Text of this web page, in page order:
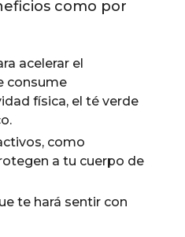
como por
acelerar el
consume
física, el té verde
como
a tu cuerpo de
te hará sentir con